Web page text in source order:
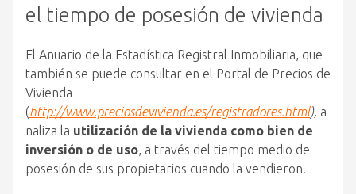
el tiempo de posesión de vivienda
El Anuario de la Estadística Registral Inmobiliaria, que
también se puede consultar en el Portal de Precios de
Vivienda
(http://www.preciosdevivienda.es/registradores.html), a
naliza la utilización de la vivienda como bien de
inversión o de uso, a través del tiempo medio de
posesión de sus propietarios cuando la vendieron.